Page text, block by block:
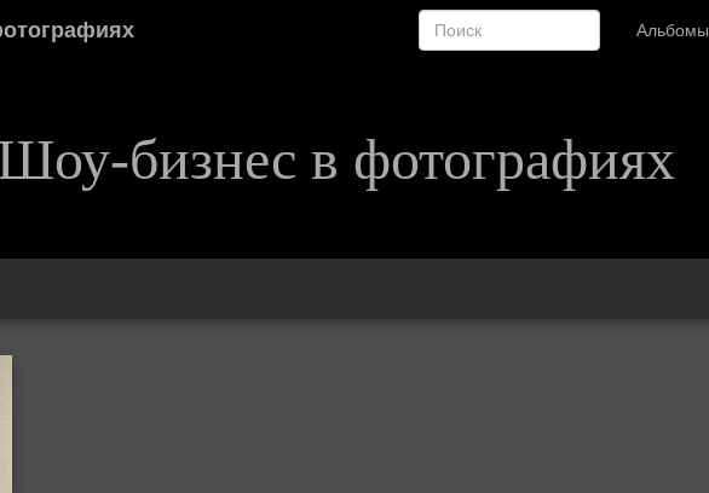
Альбомы
бизнес в фотографиях